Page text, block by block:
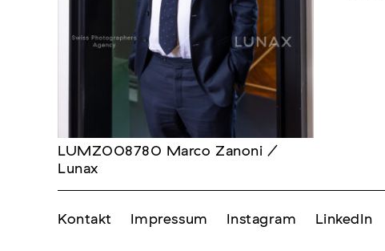
LUMZ008780 Marco Zanoni /
Lunax
Kontakt Impressum Instagram LinkedIn